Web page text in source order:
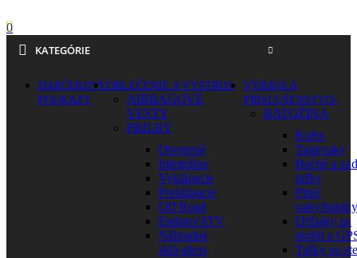
0
KATEGÓRIE
DARČEKOVÉ
POUKAZY
OBLEČENIE A VÝSTROJ
AIRBAGOVÉ
VESTY
PRILBY
Otvorené
Integrálne
Vyklápacie
Preklápacie
Off Road
Enduro/ATV
Náhradné
sklá-plexi
VÝBAVA A
PRÍSLUŠENSTVO
BATOŽINA
Kufre
Tankvaky
Bočné a
tašky
Pitné
vaky/batohy
Držiaky na
mobil a
Tašky na